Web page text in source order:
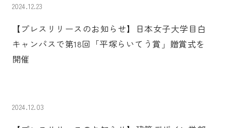
2024.12.23
【プレスリリースのお知らせ】日本女子大学目白
キャンパスで第18回「平塚らいてう賞」贈賞式を
開催
2024.12.03